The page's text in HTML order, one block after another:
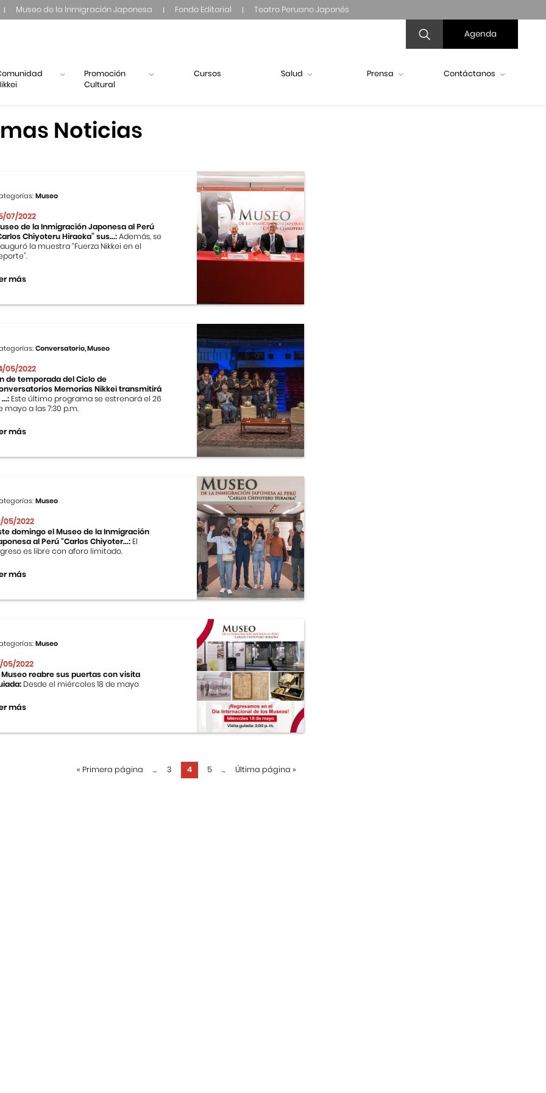
Museo de la Inmigración Japonesa Fondo Editorial Teatro Peruano Japonés
Agenda
Promoción
Cultural
Cursos Salud Prensa Contáctanos
Noticias
Museo
07/2022
de la Inmigración Japonesa al Perú
Chiyoteru Hiraoka” sus...:Además, se
la muestra “Fuerza Nikkei en el
más
Conversatorio, Museo
05/2022
de temporada del Ciclo de
Memorias Nikkei transmitirá
Este último programa se estrenará el 26
mayo a las 7:30 p.m.
más
Museo
05/2022
domingo el Museo de la Inmigración
al Perú “Carlos Chiyoter...: El
es libre con aforo limitado.
más
Museo
05/2022
Museo reabre sus puertas con visita
Desde el miércoles 18 de mayo
más
« Primera página ... 3 4 5 ... Última página »